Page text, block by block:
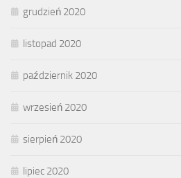
grudzień 2020
listopad 2020
październik 2020
wrzesień 2020
sierpień 2020
lipiec 2020